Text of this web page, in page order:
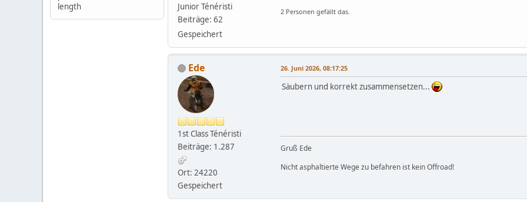
length
Junior Ténéristi
Beiträge: 62
Gespeichert
2 Personen gefällt das.
Ede
1st Class Ténéristi
Beiträge: 1.287
Ort: 24220
Gespeichert
26. Juni 2026, 08:17:25
Säubern und korrekt zusammensetzen...
Gruß Ede
Nicht asphaltierte Wege zu befahren ist kein Offroad!